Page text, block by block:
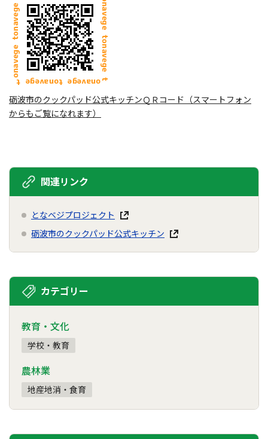
砺波市のクックパッド公式キッチンＱＲコード（スマートフォン
からもご覧になれます）
関連リンク
となベジプロジェクト
砺波市のクックパッド公式キッチン
カテゴリー
教育・文化
学校・教育
農林業
地産地消・食育